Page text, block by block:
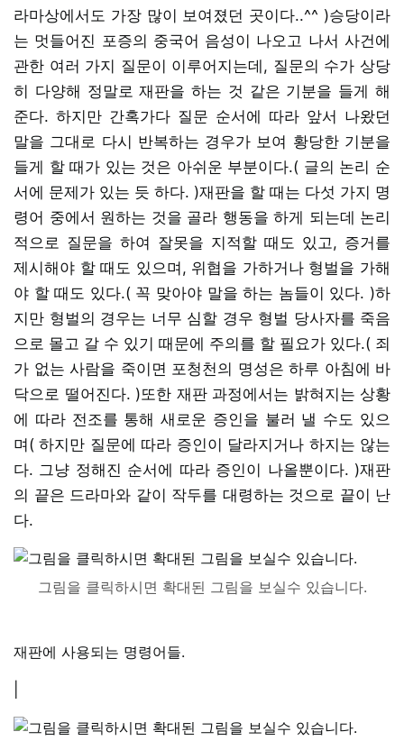
라마상에서도 가장 많이 보여졌던 곳이다..^^ )승당이라
는 멋들어진 포증의 중국어 음성이 나오고 나서 사건에
관한 여러 가지 질문이 이루어지는데, 질문의 수가 상당
히 다양해 정말로 재판을 하는 것 같은 기분을 들게 해
준다. 하지만 간혹가다 질문 순서에 따라 앞서 나왔던
말을 그대로 다시 반복하는 경우가 보여 황당한 기분을
들게 할 때가 있는 것은 아쉬운 부분이다.( 글의 논리 순
서에 문제가 있는 듯 하다. )재판을 할 때는 다섯 가지 명
령어 중에서 원하는 것을 골라 행동을 하게 되는데 논리
적으로 질문을 하여 잘못을 지적할 때도 있고, 증거를
제시해야 할 때도 있으며, 위협을 가하거나 형벌을 가해
야 할 때도 있다.( 꼭 맞아야 말을 하는 놈들이 있다. )하
지만 형벌의 경우는 너무 심할 경우 형벌 당사자를 죽음
으로 몰고 갈 수 있기 때문에 주의를 할 필요가 있다.( 죄
가 없는 사람을 죽이면 포청천의 명성은 하루 아침에 바
닥으로 떨어진다. )또한 재판 과정에서는 밝혀지는 상황
에 따라 전조를 통해 새로운 증인을 불러 낼 수도 있으
며( 하지만 질문에 따라 증인이 달라지거나 하지는 않는
다. 그냥 정해진 순서에 따라 증인이 나올뿐이다. )재판
의 끝은 드라마와 같이 작두를 대령하는 것으로 끝이 난
다.
그림을 클릭하시면 확대된 그림을 보실수 있습니다.
재판에 사용되는 명령어들.